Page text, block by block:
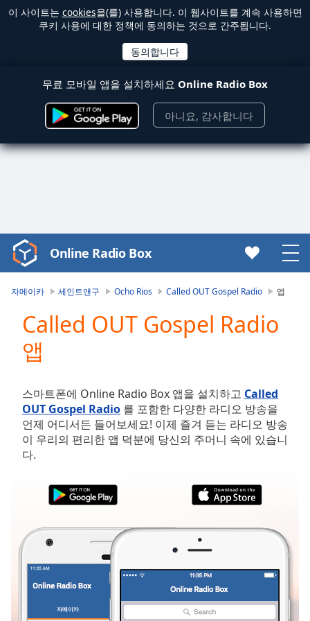
이 사이트는 cookies을(를) 사용합니다. 이 웹사이트를 계속 사용하면
쿠키 사용에 대한 정책에 동의하는 것으로 간주됩니다.
무료 모바일 앱을 설치하세요 Online Radio Box
아니요, 감사합니다
Video
Player
Play
Video
Skip
Skip
Forward
Mute
Current
Time0:00
TypeLIVE
Seek to
live,
behind
Online Radio Box
자메이카 세인트앤구 Ocho Rios Called OUT Gospel Radio 앱
Called OUT Gospel Radio
앱
스마트폰에 Online Radio Box 앱을 설치하고 Called
OUT Gospel Radio 를 포함한 다양한 라디오 방송을
언제 어디서든 들어보세요! 이제 즐겨 듣는 라디오 방송
이 우리의 편리한 앱 덕분에 당신의 주머니 속에 있습니
다.
자메이카